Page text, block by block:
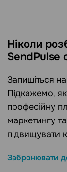
Ніколи
SendPulse
Запишіться
Підкажемо,
професійну
маркетингу
підвищувати
Забронювати